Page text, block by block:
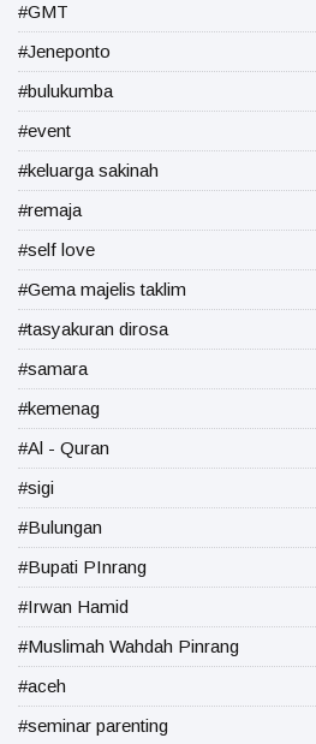
#GMT
#Jeneponto
#bulukumba
#event
#keluarga sakinah
#remaja
#self love
#Gema majelis taklim
#tasyakuran dirosa
#samara
#kemenag
#Al - Quran
#sigi
#Bulungan
#Bupati PInrang
#Irwan Hamid
#Muslimah Wahdah Pinrang
#aceh
#seminar parenting